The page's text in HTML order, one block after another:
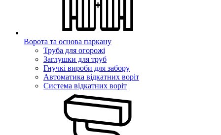
Ворота та основа паркану
Труба для огорожі
Заглушки для труб
Гнучкі вироби для забору
Автоматика відкатних воріт
Система відкатних воріт